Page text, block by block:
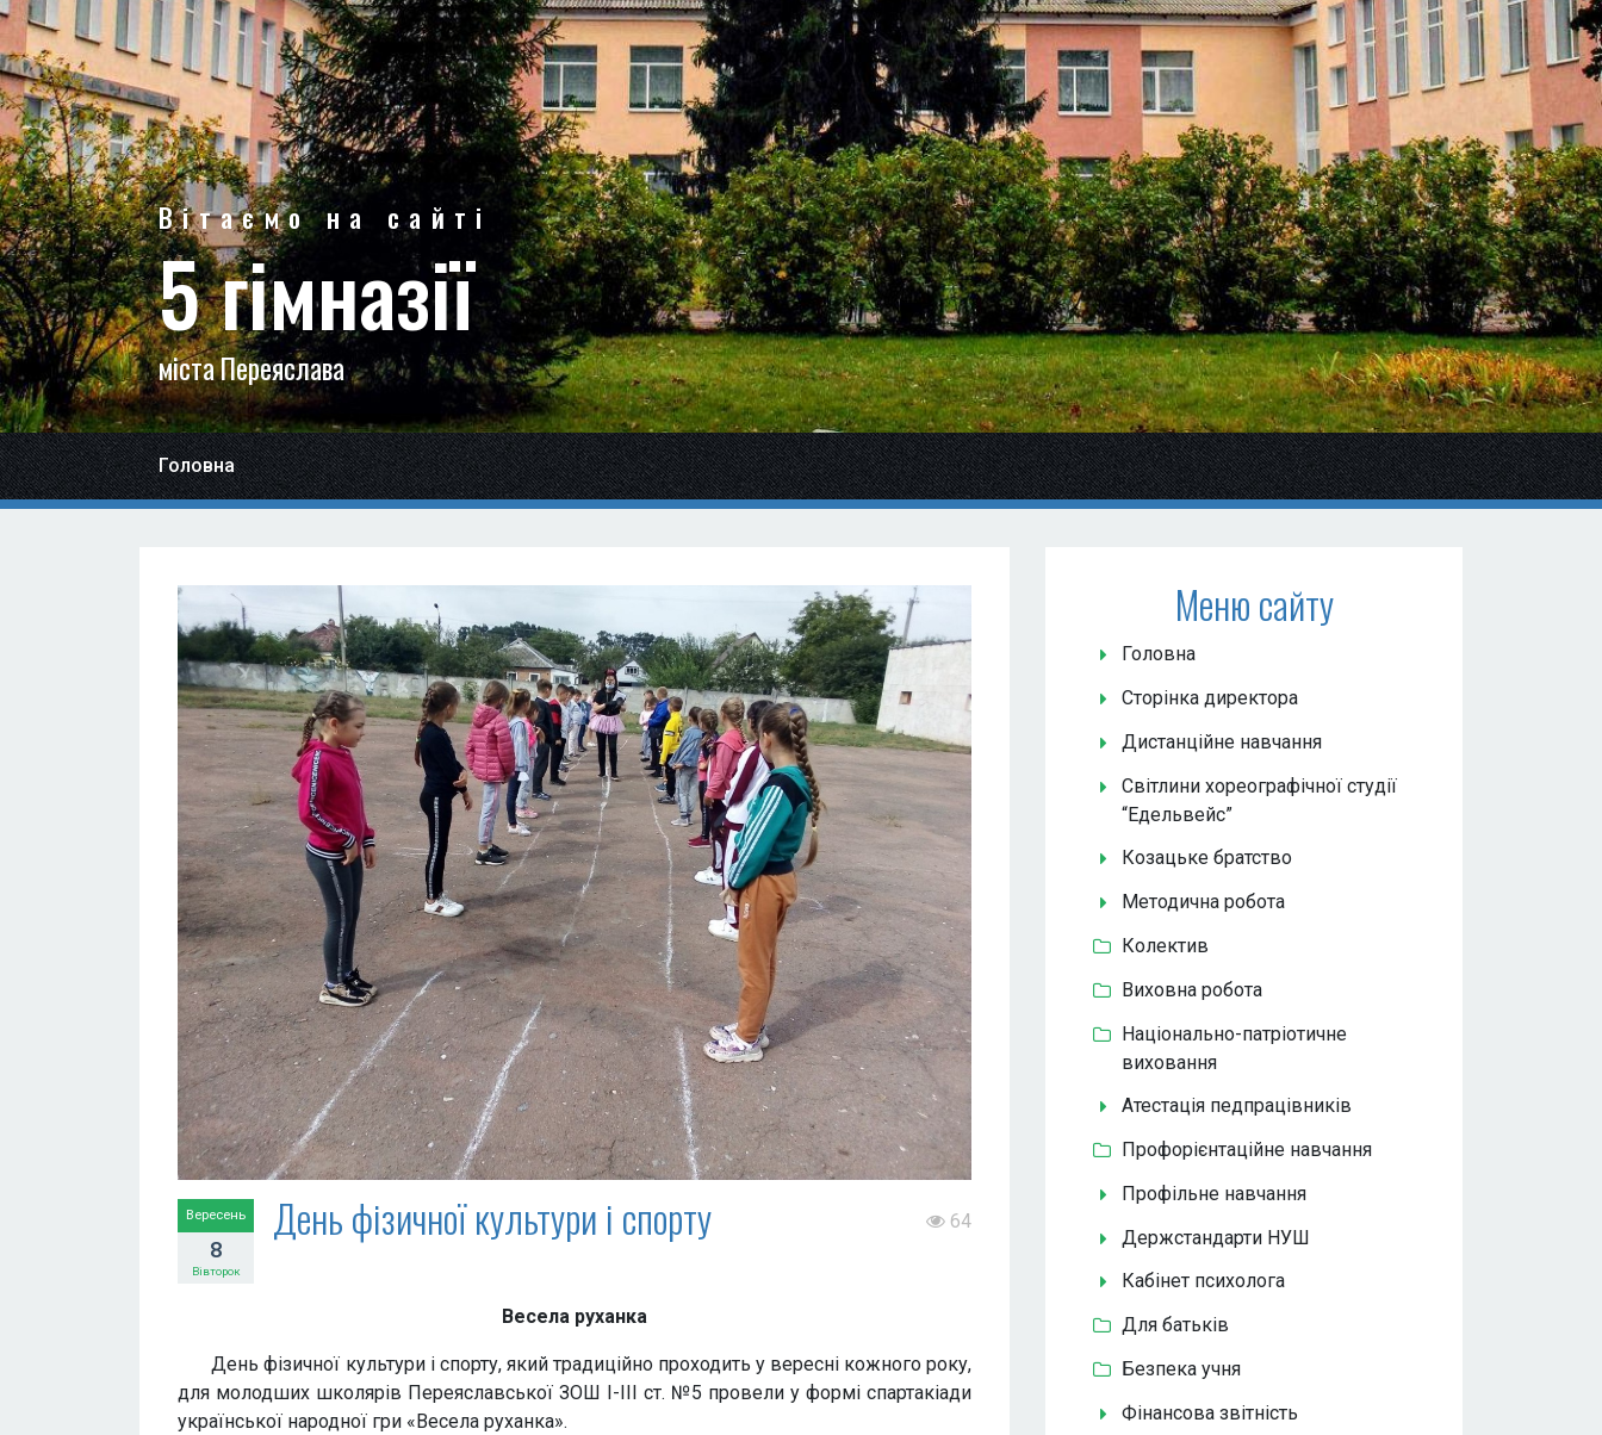
Вітаємо на сайті
5 гімназії
міста Переяслава
Головна
Вересень
8
Вівторок
День фізичної культури і спорту 64
Весела руханка
День фізичної культури і спорту, який традиційно проходить у вересні кожного року,
для молодших школярів Переяславської ЗОШ І-ІІІ ст. №5 провели у формі спартакіади
української народної гри «Весела руханка».
Меню сайту
Головна
Сторінка директора
Дистанційне навчання
Світлини хореографічної студії
“Едельвейс”
Козацьке братство
Методична робота
Колектив
Виховна робота
Національно-патріотичне
виховання
Атестація педпрацівників
Профорієнтаційне навчання
Профільне навчання
Держстандарти НУШ
Кабінет психолога
Для батьків
Безпека учня
Фінансова звітність